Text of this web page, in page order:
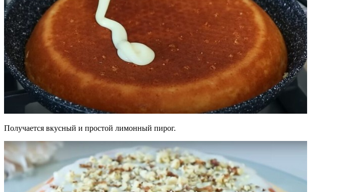
Получается вкусный и простой лимонный пирог.